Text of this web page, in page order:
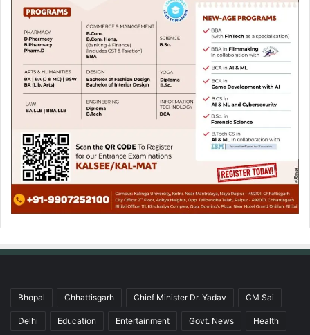
Bhopal Chhattisgarh Chief Minister Dr. Yadav CM Sai
Delhi Education Entertainment Govt. News Health